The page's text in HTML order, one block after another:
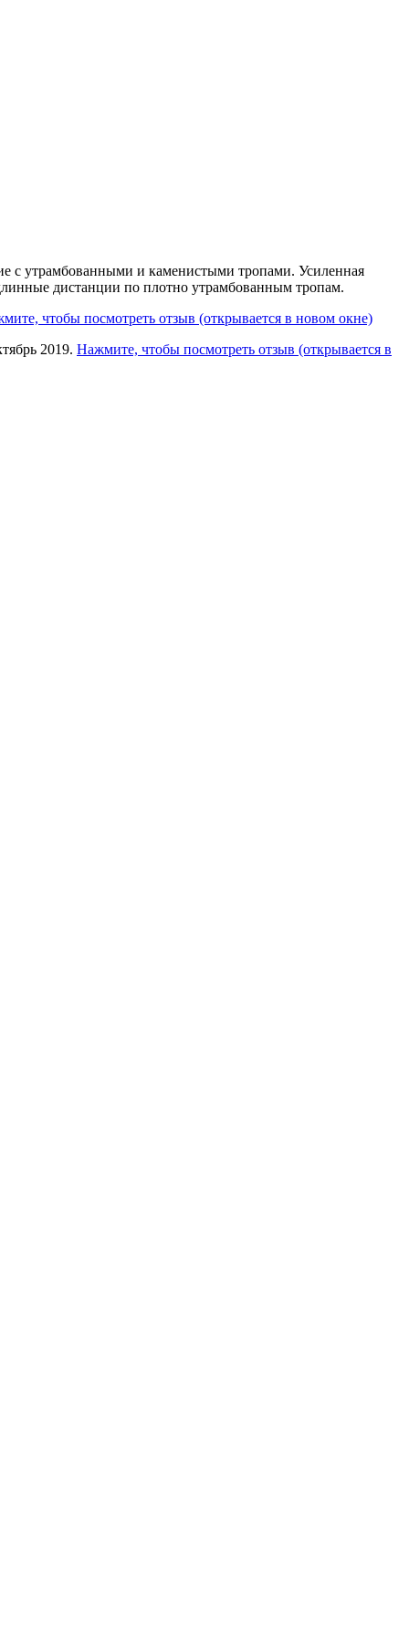
с утрамбованными и каменистыми тропами. Усиленная
дистанции по плотно утрамбованным тропам.
чтобы посмотреть отзыв (открывается в новом окне)
2019. Нажмите, чтобы посмотреть отзыв (открывается в